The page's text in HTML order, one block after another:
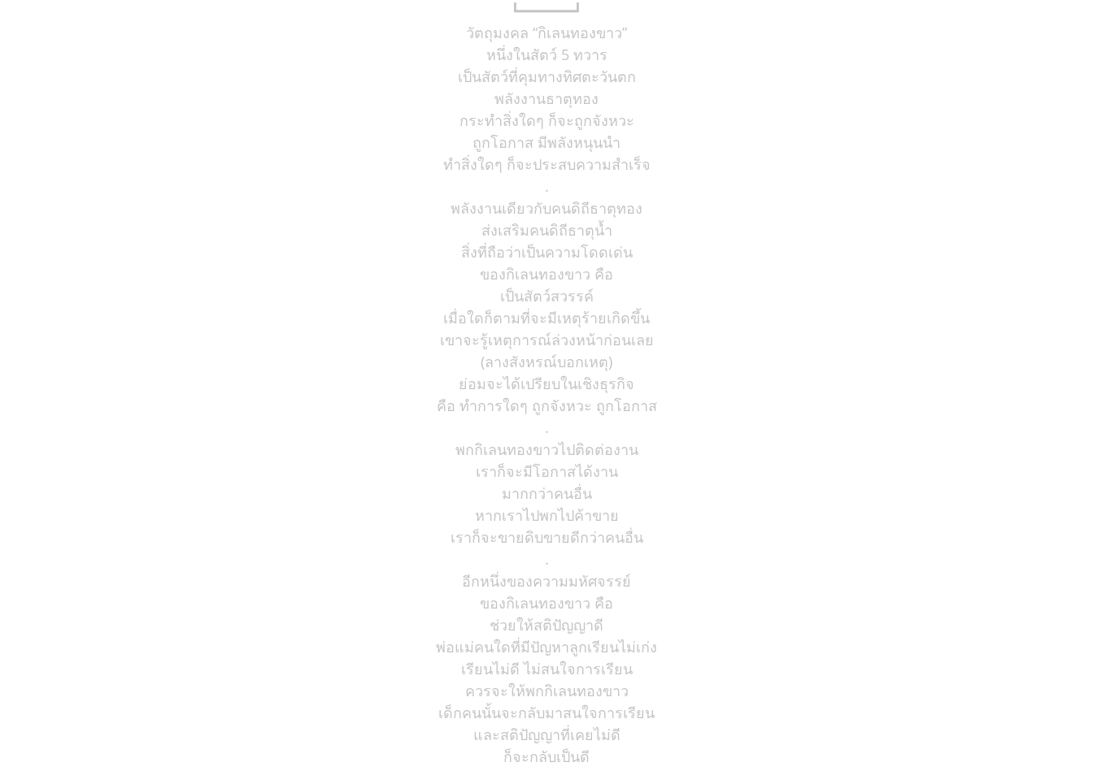
┗━━━━━━┛
วัตถุมงคล “กิเลนทองขาว”
หนึ่งในสัตว์ 5 ทวาร
เป็นสัตว์ที่คุมทางทิศตะวันตก
พลังงานธาตุทอง
กระทำสิ่งใดๆ ก็จะถูกจังหวะ
ถูกโอกาส มีพลังหนุนนำ
ทำสิ่งใดๆ ก็จะประสบความสำเร็จ
.
พลังงานเดียวกับคนดิถีธาตุทอง
ส่งเสริมคนดิถีธาตุน้ำ
สิ่งที่ถือว่าเป็นความโดดเด่น
ของกิเลนทองขาว คือ
เป็นสัตว์สวรรค์
เมื่อใดก็ตามที่จะมีเหตุร้ายเกิดขึ้น
เขาจะรู้เหตุการณ์ล่วงหน้าก่อนเลย
(ลางสังหรณ์บอกเหตุ)
ย่อมจะได้เปรียบในเชิงธุรกิจ
คือ ทำการใดๆ ถูกจังหวะ ถูกโอกาส
.
พกกิเลนทองขาวไปติดต่องาน
เราก็จะมีโอกาสได้งาน
มากกว่าคนอื่น
หากเราไปพกไปค้าขาย
เราก็จะขายดิบขายดีกว่าคนอื่น
.
อีกหนึ่งของความมหัศจรรย์
ของกิเลนทองขาว คือ
ช่วยให้สติปัญญาดี
พ่อแม่คนใดที่มีปัญหาลูกเรียนไม่เก่ง
เรียนไม่ดี ไม่สนใจการเรียน
ควรจะให้พกกิเลนทองขาว
เด็กคนนั้นจะกลับมาสนใจการเรียน
และสติปัญญาที่เคยไม่ดี
ก็จะกลับเป็นดี